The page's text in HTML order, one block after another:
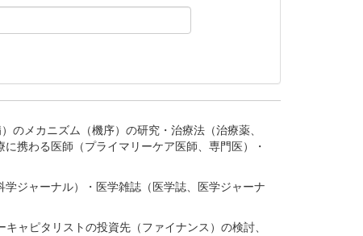
メカニズム（機序）の研究・治療法（治療薬、
携わる医師（プライマリーケア医師、専門医）・
ジャーナル）・医学雑誌（医学誌、医学ジャーナ
ャピタリストの投資先（ファイナンス）の検討、